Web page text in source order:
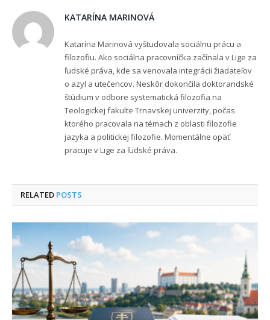
KATARÍNA MARINOVÁ
Katarína Marinová vyštudovala sociálnu prácu a
filozofiu. Ako sociálna pracovníčka začínala v Lige za
ľudské práva, kde sa venovala integrácii žiadateľov
o azyl a utečencov. Neskôr dokončila doktorandské
štúdium v odbore systematická filozofia na
Teologickej fakulte Trnavskej univerzity, počas
ktorého pracovala na témach z oblasti filozofie
jazyka a politickej filozofie. Momentálne opäť
pracuje v Lige za ľudské práva.
RELATED POSTS